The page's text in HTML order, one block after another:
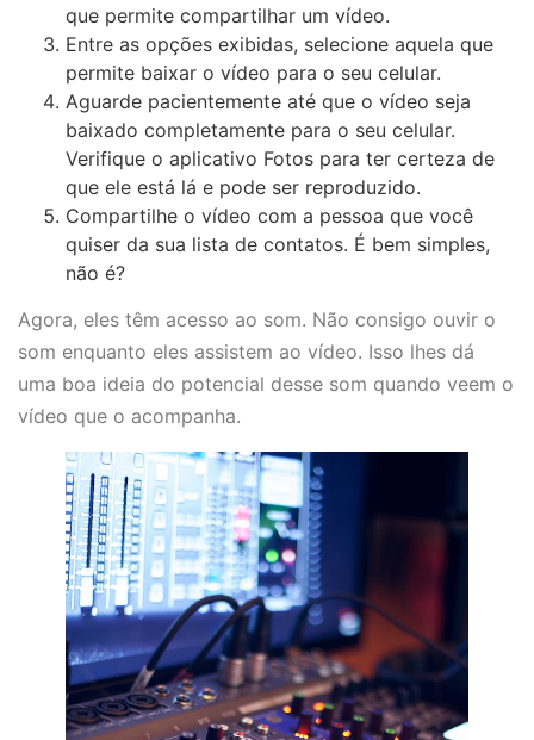
que permite compartilhar um vídeo.
Entre as opções exibidas, selecione aquela que
permite baixar o vídeo para o seu celular.
Aguarde pacientemente até que o vídeo seja
baixado completamente para o seu celular.
Verifique o aplicativo Fotos para ter certeza de
que ele está lá e pode ser reproduzido.
Compartilhe o vídeo com a pessoa que você
quiser da sua lista de contatos. É bem simples,
não é?
Agora, eles têm acesso ao som. Não consigo ouvir o
som enquanto eles assistem ao vídeo. Isso lhes dá
uma boa ideia do potencial desse som quando veem o
vídeo que o acompanha.